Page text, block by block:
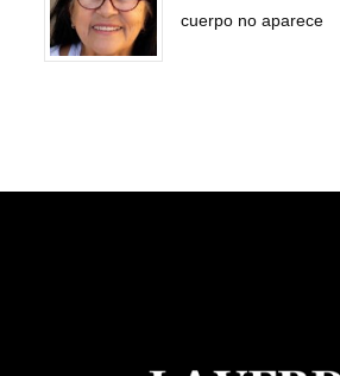
cuerpo no aparece